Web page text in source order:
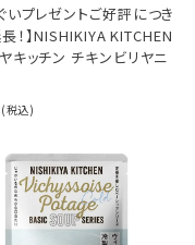
いプレゼントご好評につき
！】NISHIKIYA KITCHEN
キッチン チキンビリヤニ